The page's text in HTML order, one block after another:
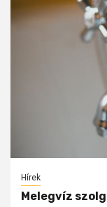
Hírek
Melegvíz